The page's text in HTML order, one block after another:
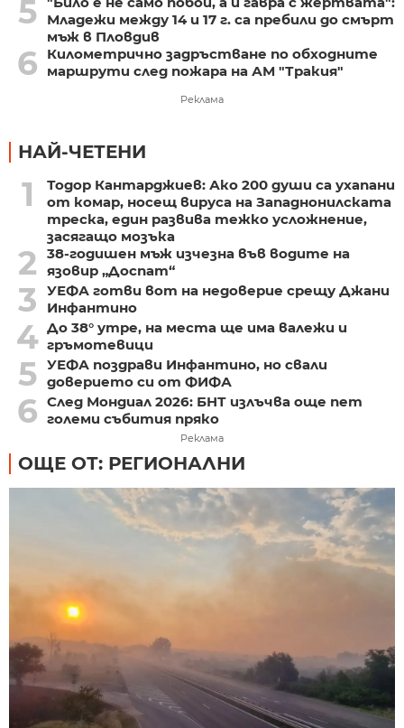
5
Младежи между 14 и 17 г. са пребили до смърт
мъж в Пловдив
6
Километрично задръстване по обходните
маршрути след пожара на АМ "Тракия"
Реклама
НАЙ-ЧЕТЕНИ
1
Тодор Кантарджиев: Ако 200 души са ухапани
от комар, носещ вируса на Западнонилската
треска, един развива тежко усложнение,
засягащо мозъка
2
38-годишен мъж изчезна във водите на
язовир „Доспат“
3
УЕФА готви вот на недоверие срещу Джани
Инфантино
4 До 38° утре, на места ще има валежи и
гръмотевици
5 УЕФА поздрави Инфантино, но свали
доверието си от ФИФА
6 След Мондиал 2026: БНТ излъчва още пет
големи събития пряко
Реклама
ОЩЕ ОТ: РЕГИОНАЛНИ